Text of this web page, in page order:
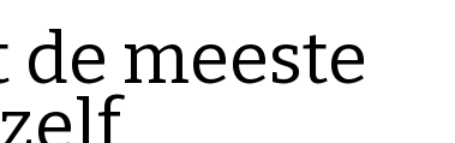
meeste